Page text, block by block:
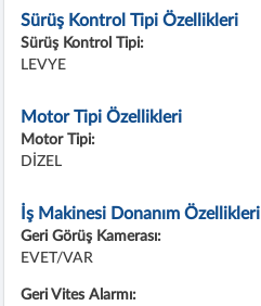
Sürüş Kontrol Tipi Özellikleri
Sürüş Kontrol Tipi:
LEVYE
Motor Tipi Özellikleri
Motor Tipi:
DİZEL
İş Makinesi Donanım Özellikleri
Geri Görüş Kamerası:
EVET/VAR
Geri Vites Alarmı: